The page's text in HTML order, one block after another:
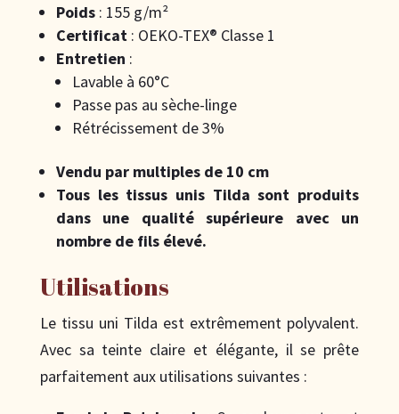
Poids: 155 g/m²
Certificat: OEKO-TEX® Classe 1
Entretien :
Lavable à 60°C
Passe pas au sèche-linge
Rétrécissement de 3%
Vendu par multiples de 10 cm
Tous les tissus unis Tilda sont produits
dans une qualité supérieure avec un
nombre de fils élevé.
Utilisations
Le tissu uni Tilda est extrêmement polyvalent.
Avec sa teinte claire et élégante, il se prête
parfaitement aux utilisations suivantes :